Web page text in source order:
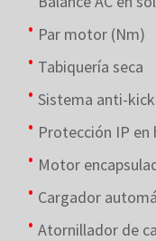
Par motor (Nm)
Tabiquería seca
Sistema anti-
Protección IP
Motor
Cargador
Atornillador de